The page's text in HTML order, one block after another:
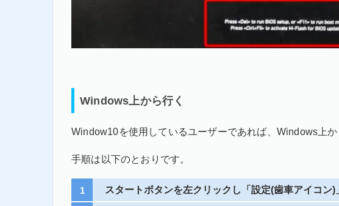
Windows上から行く
Window10を使用しているユーザーであれば、Windows上
手順は以下のとおりです。
スタートボタンを左クリックし「設定(歯車アイコン)